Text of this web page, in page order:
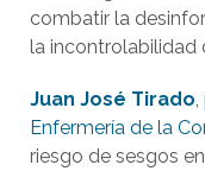
combatir la
la incontrolabilidad
Juan José Tirado
Enfermería de la
riesgo de sesgos